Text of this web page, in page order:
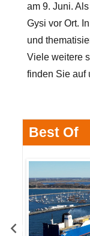
am 9. Juni.
Gysi vor Ort.
und
Viele weitere
finden Sie auf
Best Of